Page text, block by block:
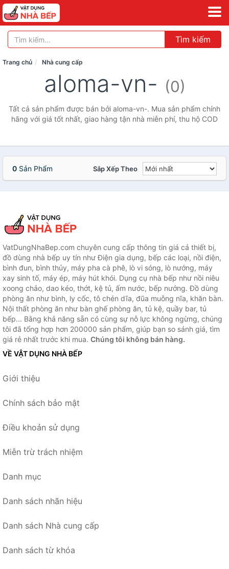
Tìm kiếm
Trang chủ Nhà cung cấp
aloma-vn- (0)
Tất cả sản phẩm được bán bởi aloma-vn-. Mua sản phẩm chính
hãng với giá tốt nhất, giao hàng tận nhà miễn phí, thu hộ COD
0 Sản Phẩm Sắp Xếp Theo
VatDungNhaBep.com chuyên cung cấp thông tin giá cả thiết bị,
đồ dùng nhà bếp uy tín như Điện gia dụng, bếp các loại, nồi điện,
bình đun, bình thủy, máy pha cà phê, lò vi sóng, lò nướng, máy
xay sinh tố, máy ép, máy hút khói. Dụng cụ nhà bếp như nồi niêu
xoong chảo, dao kéo, thớt, kệ tủ, ấm nước, bếp nướng. Đồ dùng
phòng ăn như bình, ly cốc, tô chén dĩa, đũa muỗng nĩa, khăn bàn.
Nội thất phòng ăn như bàn ghế phòng ăn, tủ kệ, quầy bar, tủ
bếp... Bằng khả năng sẵn có cùng sự nỗ lực không ngừng, chúng
tôi đã tổng hợp hơn 200000 sản phẩm, giúp bạn so sánh giá, tìm
giá rẻ nhất trước khi mua. Chúng tôi không bán hàng.
VỀ VẬT DỤNG NHÀ BẾP
Giới thiệu
Chính sách bảo mật
Điều khoản sử dụng
Miễn trừ trách nhiệm
Danh mục
Danh sách nhãn hiệu
Danh sách Nhà cung cấp
Danh sách từ khóa